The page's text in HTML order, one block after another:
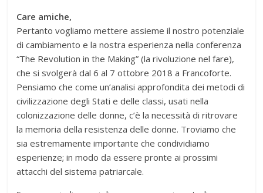
Care amiche,
Pertanto vogliamo mettere assieme il nostro potenziale
di cambiamento e la nostra esperienza nella conferenza
“The Revolution in the Making” (la rivoluzione nel fare),
che si svolgerà dal 6 al 7 ottobre 2018 a Francoforte.
Pensiamo che come un’analisi approfondita dei metodi di
civilizzazione degli Stati e delle classi, usati nella
colonizzazione delle donne, c’è la necessità di ritrovare
la memoria della resistenza delle donne. Troviamo che
sia estremamente importante che condividiamo
esperienze; in modo da essere pronte ai prossimi
attacchi del sistema patriarcale.